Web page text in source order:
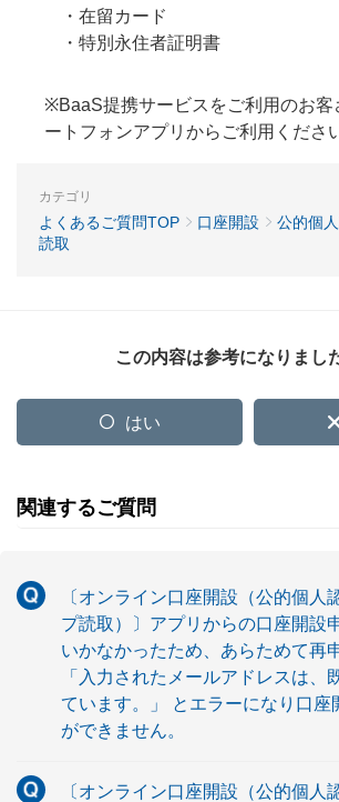
・在留カード
・特別永住者証明書
※BaaS提携サービスをご利用のお客
ートフォンアプリからご利用くださ
カテゴリ
よくあるご質問TOP 口座開設
公的個
読取
この内容は参考になりまし
はい
関連するご質問
〔オンライン口座開設（公的個人
プ読取）〕アプリからの口座開設
いかなかったため、あらためて再
「入力されたメールアドレスは、
ています。」 とエラーになり口座
ができません。
〔オンライン口座開設（公的個人